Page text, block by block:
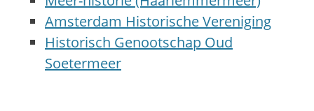
Amsterdam Historische Vereniging
Historisch Genootschap Oud
Soetermeer